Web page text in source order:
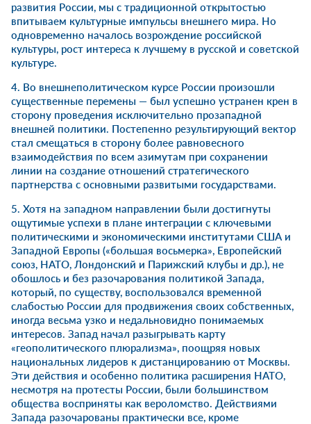
развития России, мы с традиционной открытостью
впитываем культурные импульсы внешнего мира. Но
одновременно началось возрождение российской
культуры, рост интереса к лучшему в русской и советской
культуре.
4. Во внешнеполитическом курсе России произошли
существенные перемены — был успешно устранен крен в
сторону проведения исключительно прозападной
внешней политики. Постепенно результирующий вектор
стал смещаться в сторону более равновесного
взаимодействия по всем азимутам при сохранении
линии на создание отношений стратегического
партнерства с основными развитыми государствами.
5. Хотя на западном направлении были достигнуты
ощутимые успехи в плане интеграции с ключевыми
политическими и экономическими институтами США и
Западной Европы («большая восьмерка», Европейский
союз, НАТО, Лондонский и Парижский клубы и др.), не
обошлось и без разочарования политикой Запада,
который, по существу, воспользовался временной
слабостью России для продвижения своих собственных,
иногда весьма узко и недальновидно понимаемых
интересов. Запад начал разыгрывать карту
«геополитического плюрализма», поощряя новых
национальных лидеров к дистанцированию от Москвы.
Эти действия и особенно политика расширения НАТО,
несмотря на протесты России, были большинством
общества восприняты как вероломство. Действиями
Запада разочарованы практически все, кроме